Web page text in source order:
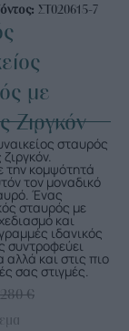
ΣΤ020615-7
με
Ζιργκόν
σταυρός
την κομψότητά
τον μοναδικό
Ένας
σταυρός με
και
ιδανικός
συντροφεύει
αλλά και στις πιο
σας στιγμές.
280€